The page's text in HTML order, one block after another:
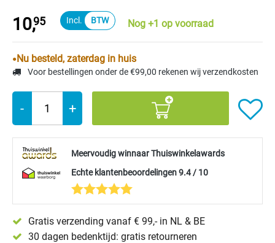
10,95 Nog +1 op voorraad
Nu besteld, zaterdag in huis
Voor bestellingen onder de €99,00 rekenen wij verzendkosten
- +
Meervoudig winnaar Thuiswinkelawards
Echte klantenbeoordelingen 9.4 / 10
Gratis verzending vanaf € 99,- in NL & BE
30 dagen bedenktijd: gratis retourneren